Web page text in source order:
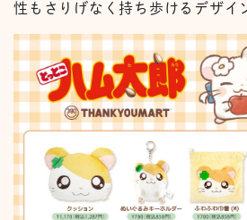
性もさりげなく持ち歩けるデザイ